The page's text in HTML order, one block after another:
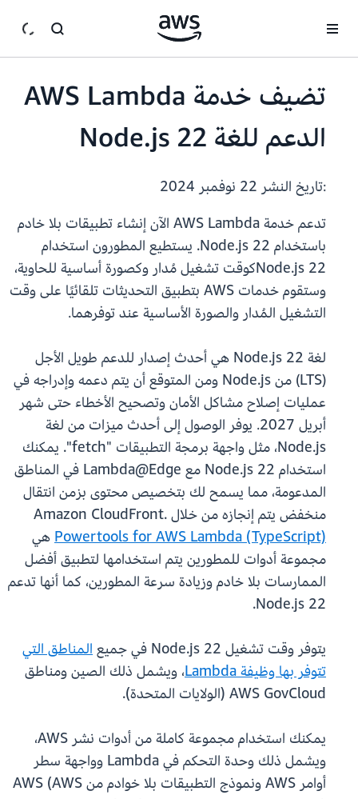
تضيف خدمة AWS Lambda
الدعم للغة Node.js 22
:تاريخ النشر
تدعم خدمة AWS Lambda الآن إنشاء تطبيقات بلا خادم
باستخدام Node.js 22. يستطيع المطورون استخدام
Node.js 22كوقت تشغيل مُدار وكصورة أساسية للحاوية،
وستقوم خدمات AWS بتطبيق التحديثات تلقائيًا على وقت
التشغيل المُدار والصورة الأساسية عند توفرهما.
لغة Node.js 22 هي أحدث إصدار للدعم طويل الأجل
(LTS) من Node.js ومن المتوقع أن يتم دعمه وإدراجه في
عمليات إصلاح مشاكل الأمان وتصحيح الأخطاء حتى شهر
أبريل 2027. يوفر الوصول إلى أحدث ميزات من لغة
Node.js، مثل واجهة برمجة التطبيقات "fetch". يمكنك
استخدام Node.js 22 مع Lambda@Edge في المناطق
المدعومة، مما يسمح لك بتخصيص محتوى بزمن انتقال
منخفض يتم إنجازه من خلال Amazon CloudFront.
Powertools for AWS Lambda (TypeScript)هي
مجموعة أدوات للمطورين يتم استخدامها لتطبيق أفضل
الممارسات بلا خادم وزيادة سرعة المطورين، كما أنها تدعم
Node.js 22.
يتوفر وقت تشغيل Node.js 22 في جميع
المناطق التي
تتوفر بها وظيفة Lambda
، ويشمل ذلك الصين ومناطق
AWS GovCloud (الولايات المتحدة).
يمكنك استخدام مجموعة كاملة من أدوات نشر AWS،
ويشمل ذلك وحدة التحكم في Lambda وواجهة سطر
أوامر AWS ونموذج التطبيقات بلا خوادم من AWS (AWS